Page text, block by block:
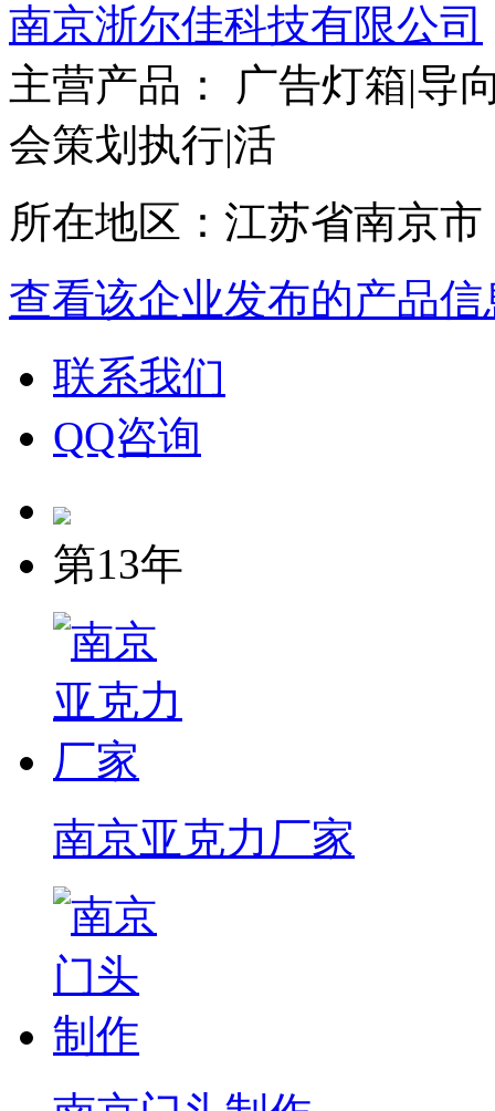
南京浙尔佳科技有限公司
主营产品： 广告灯箱|导
会策划执行|活
所在地区：江苏省南京市
查看该企业发布的产品信
联系我们
QQ咨询
第13年
南京亚克力厂家